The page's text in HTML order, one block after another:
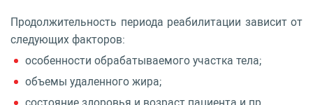
Продолжительность периода реабилитации зависит от
следующих факторов:
особенности обрабатываемого участка тела;
объемы удаленного жира;